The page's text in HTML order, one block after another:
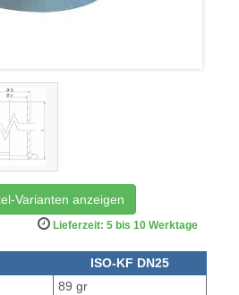
Varianten anzeigen
Lieferzeit: 5 bis 10 Werktage
ISO-KF DN25
89 gr